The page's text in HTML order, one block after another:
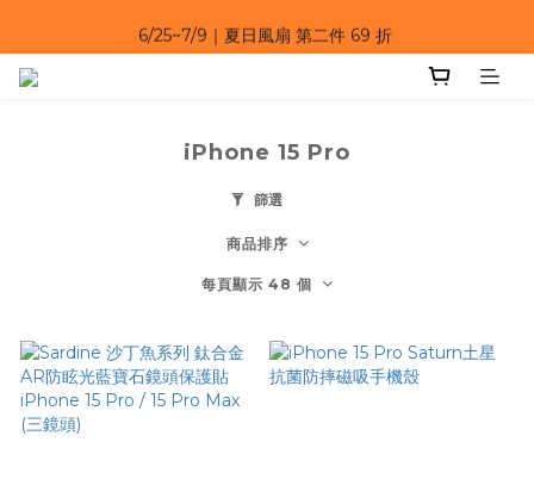
6/25~7/9｜夏日風扇 第二件 69 折
6/25~7/9｜夏日風扇 第二件 69 折
iPhone 15 Pro
篩選
商品排序
每頁顯示 48 個